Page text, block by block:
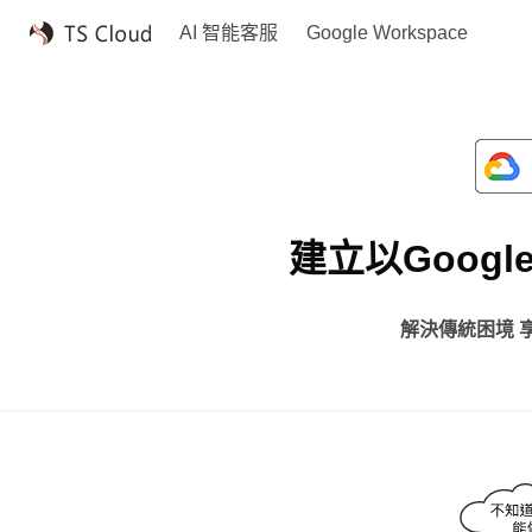
AI 智能客服 Google Workspace
建立以
解決傳統困境